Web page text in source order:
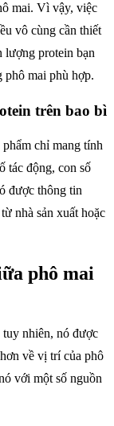
mai. Vì vậy, việc
vô cùng cần thiết
lượng protein bạn
phô mai phù hợp.
trên bao bì
chỉ mang tính
tác động, con số
được thông tin
nhà sản xuất hoặc
phô mai
nhiên, nó được
về vị trí của phô
với một số nguồn